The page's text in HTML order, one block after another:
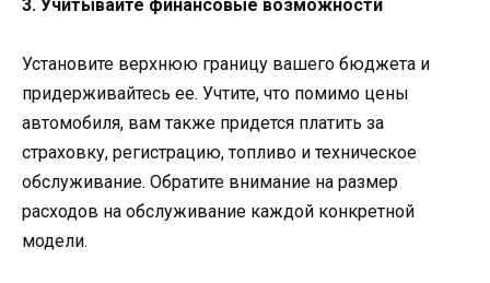
3. Учитывайте финансовые возможности
Установите верхнюю границу вашего бюджета и
придерживайтесь ее. Учтите, что помимо цены
автомобиля, вам также придется платить за
страховку, регистрацию, топливо и техническое
обслуживание. Обратите внимание на размер
расходов на обслуживание каждой конкретной
модели.